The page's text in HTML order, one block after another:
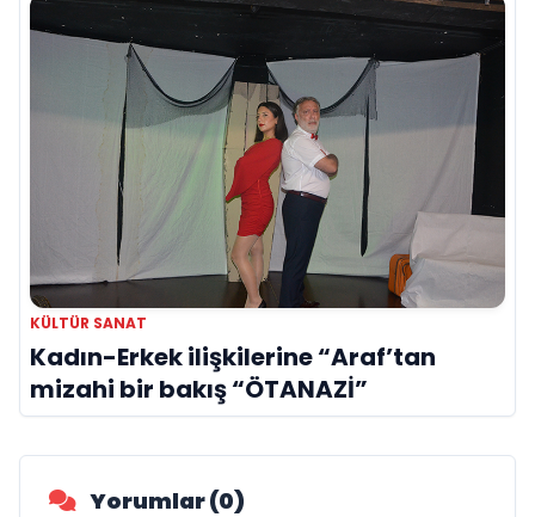
KÜLTÜR SANAT
Kadın-Erkek ilişkilerine “Araf’tan
mizahi bir bakış “ÖTANAZİ”
Yorumlar (0)